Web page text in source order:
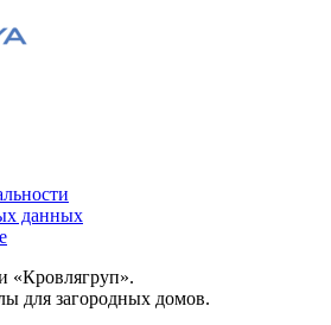
данных
«Кровлягруп».
для загородных домов.